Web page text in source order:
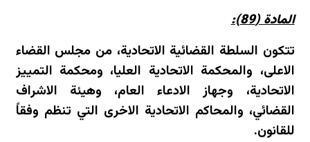
المادة (89):
تتكون السلطة القضائية الاتحادية، من مجلس القضاء
الاعلى، والمحكمة الاتحادية العليا، ومحكمة التمييز
الاتحادية، وجهاز الادعاء العام، وهيئة الاشراف
القضائي، والمحاكم الاتحادية الاخرى التي تنظم وفقاً
للقانون.